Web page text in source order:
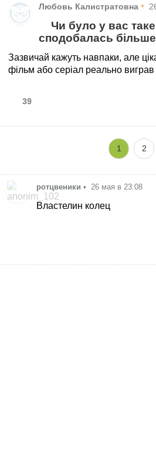
Любовь Калистратовна •
Чи було у вас
сподобалась більше
Зазвичай кажуть навпаки, але
фільм або серіал реально виграв
39
1 2
ротцвеники • 26 мая в 23:08
Властелин колец